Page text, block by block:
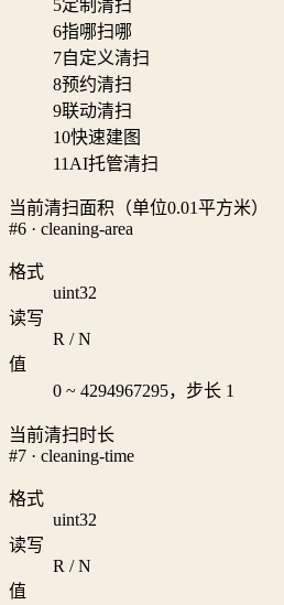
5定制清扫
6指哪扫哪
7自定义清扫
8预约清扫
9联动清扫
10快速建图
11 AI托管清扫
当前清扫面积（单位0.01平方米）
#6 · cleaning-area
格式
uint32
读写
R / N
值
0 ~ 4294967295，步长 1
当前清扫时长
#7 · cleaning-time
格式
uint32
读写
R / N
值